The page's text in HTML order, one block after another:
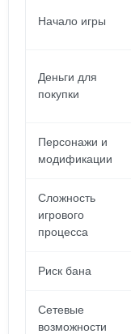
Начало игры
Деньги для
покупки
Персонажи и
модификации
Сложность
игрового
процесса
Риск бана
Сетевые
возможности